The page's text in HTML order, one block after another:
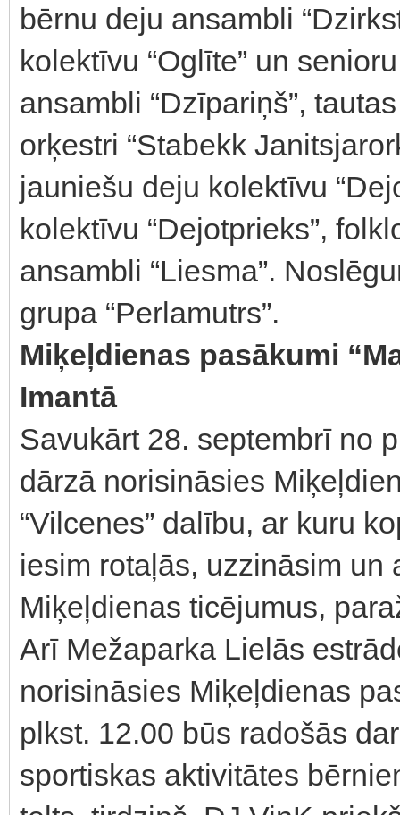
bērnu deju ansambli
kolektīvu “Oglīte” un
ansambli “Dzīpariņš”,
orķestri “Stabekk
jauniešu deju kolektīvu
kolektīvu “Dejotprieks”,
ansambli “Liesma”.
grupa “Perlamutrs”.
Miķeļdienas pasākumi
Imantā
Savukārt 28. septembrī no
dārzā norisināsies
“Vilcenes” dalību, ar kuru
iesim rotaļās, uzzināsim un
Miķeļdienas ticējumus,
Arī Mežaparka Lielās
norisināsies Miķeļdienas
plkst. 12.00 būs radošās
sportiskas aktivitātes